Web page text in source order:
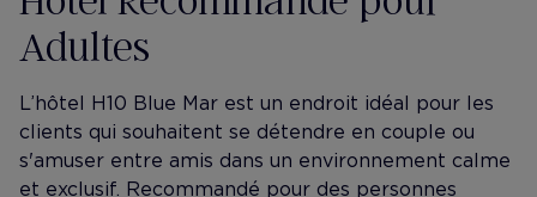
Adultes
L’hôtel H10 Blue Mar est un endroit idéal pour les
clients qui souhaitent se détendre en couple ou
s'amuser entre amis dans un environnement calme
et exclusif. Recommandé pour des personnes